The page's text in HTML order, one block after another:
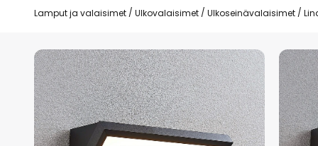
Lamput ja valaisimet Ulkovalaisimet Ulkoseinävalaisimet
Skip
to
the
end
of